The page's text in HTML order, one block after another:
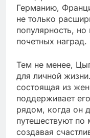
Германию,
не только
популярность,
почетных наград.
Тем не менее,
для личной
состоящая из
поддерживает
рядом, когда он
путешествуют
создавая